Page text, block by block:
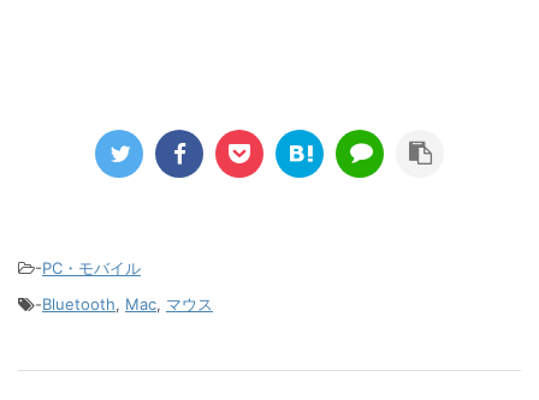
-PC・モバイル
-Bluetooth, Mac, マウス